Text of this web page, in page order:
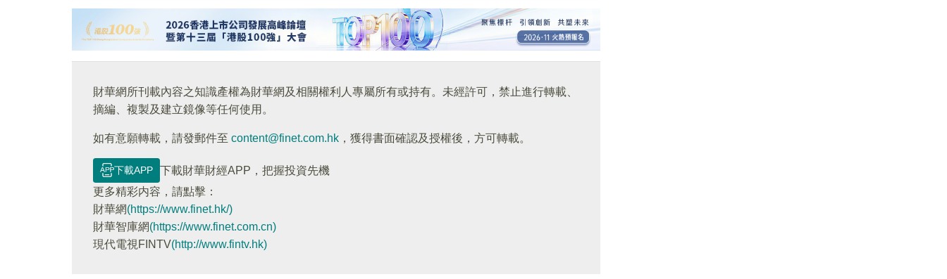
財華網所刊載內容之知識產權為財華網及相關權利人專屬所有或持有。未經許可，禁止進行轉載、
摘編、複製及建立鏡像等任何使用。
如有意願轉載，請發郵件至 content@finet.com.hk ，獲得書面確認及授權後，方可轉載。
下載APP
下載財華財經APP，把握投資先機
更多精彩内容，請點擊：
財華網(https://www.finet.hk/)
財華智庫網(https://www.finet.com.cn)
現代電視FINTV(http://www.fintv.hk)